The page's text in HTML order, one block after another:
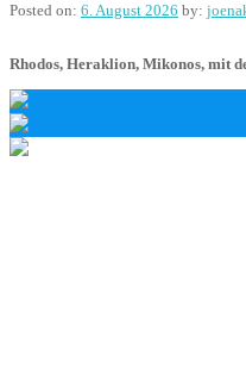
Posted on: 6. August 2026 by:
Rhodos, Heraklion, Mikonos, mit